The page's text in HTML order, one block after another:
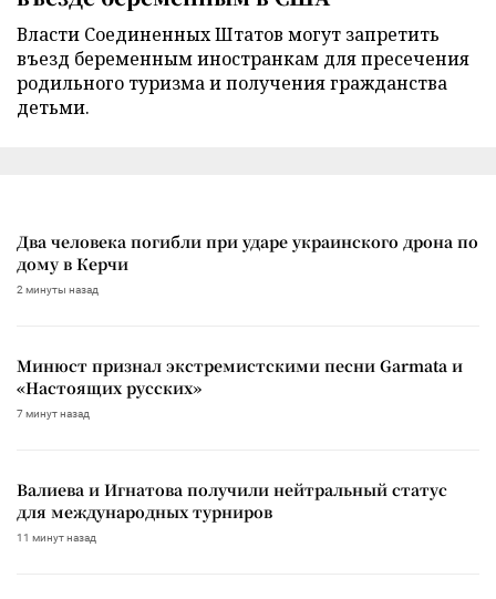
Власти Соединенных Штатов могут запретить
въезд беременным иностранкам для пресечения
родильного туризма и получения гражданства
детьми.
Два человека погибли при ударе украинского дрона по
дому в Керчи
2 минуты назад
Минюст признал экстремистскими песни Garmata и
«Настоящих русских»
7 минут назад
Валиева и Игнатова получили нейтральный статус
для международных турниров
11 минут назад